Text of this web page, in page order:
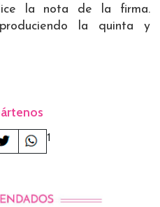
la nota de la firma.
la quinta y
1